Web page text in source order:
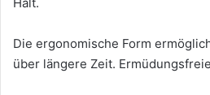
Die ergonomische Form
über längere Zeit.